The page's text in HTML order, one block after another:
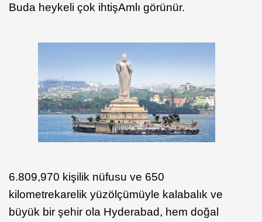
Buda heykeli çok ihtişAmlı görünür.
6.809,970 kişilik nüfusu ve 650
kilometrekarelik yüzölçümüyle kalabalık ve
büyük bir şehir ola Hyderabad, hem doğal